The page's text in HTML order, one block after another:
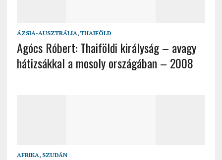
ÁZSIA-AUSZTRÁLIA, THAIFÖLD
Agócs Róbert: Thaiföldi királyság – avagy
hátizsákkal a mosoly országában – 2008
AFRIKA, SZUDÁN